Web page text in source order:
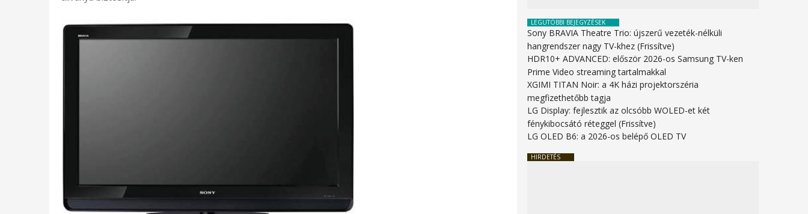
LEGUTÓBBI BEJEGYZÉSEK
Sony BRAVIA Theatre Trio: újszerű vezeték-nélküli
hangrendszer nagy TV-khez (Frissítve)
HDR10+ ADVANCED: először 2026-os Samsung TV-ken
Prime Video streaming tartalmakkal
XGIMI TITAN Noir: a 4K házi projektorszéria
megfizethetőbb tagja
LG Display: fejlesztik az olcsóbb WOLED-et két
fénykibocsátó réteggel (Frissítve)
LG OLED B6: a 2026-os belépő OLED TV
HIRDETÉS